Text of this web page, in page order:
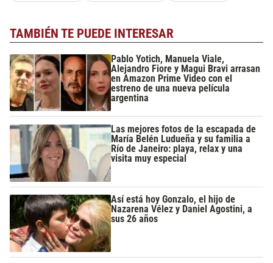
TAMBIÉN TE PUEDE INTERESAR
Pablo Yotich, Manuela Viale,
Alejandro Fiore y Magui Bravi arrasan
en Amazon Prime Video con el
estreno de una nueva película
argentina
Las mejores fotos de la escapada de
María Belén Ludueña y su familia a
Río de Janeiro: playa, relax y una
visita muy especial
Así está hoy Gonzalo, el hijo de
Nazarena Vélez y Daniel Agostini, a
sus 26 años